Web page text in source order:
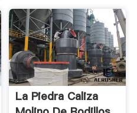
La Piedra Caliza